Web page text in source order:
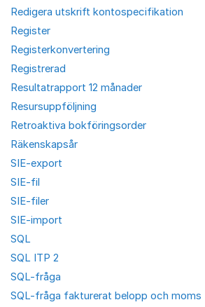
Redigera utskrift kontospecifikation
Register
Registerkonvertering
Registrerad
Resultatrapport 12 månader
Resursuppföljning
Retroaktiva bokföringsorder
Räkenskapsår
SIE-export
SIE-fil
SIE-filer
SIE-import
SQL
SQL ITP 2
SQL-fråga
SQL-fråga fakturerat belopp och moms